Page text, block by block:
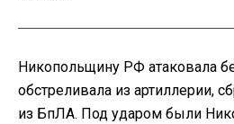
Никопольщину РФ атаковала
обстреливала из артиллерии,
из БпЛА. Под ударом были